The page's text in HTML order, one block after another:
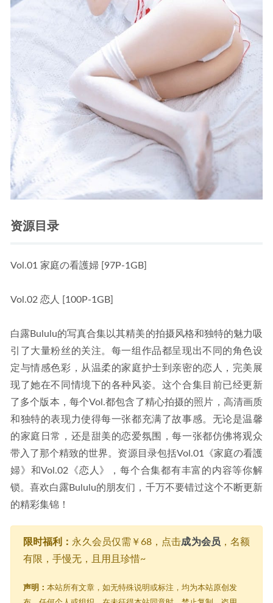
资源目录
Vol.01 家庭の看護婦 [97P-1GB]
Vol.02 恋人 [100P-1GB]
白露Bululu的写真合集以其精美的拍摄风格和独特的魅力吸
引了大量粉丝的关注。每一组作品都呈现出不同的角色设
定与情感色彩，从温柔的家庭护士到亲密的恋人，完美展
现了她在不同情境下的各种风姿。这个合集目前已经更新
了多个版本，每个Vol.都包含了精心拍摄的照片，高清画质
和独特的表现力使得每一张都充满了故事感。无论是温馨
的家庭日常，还是甜美的恋爱氛围，每一张都仿佛将观众
带入了那个精致的世界。资源目录包括Vol.01《家庭の看護
婦》和Vol.02《恋人》，每个合集都有丰富的内容等你解
锁。喜欢白露Bululu的朋友们，千万不要错过这个不断更新
的精彩集锦！
限时福利： 永久会员仅需￥68，点击成为会员 ，名额
有限，手慢无，且用且珍惜~
声明： 本站所有文章，如无特殊说明或标注，均为本站原创发